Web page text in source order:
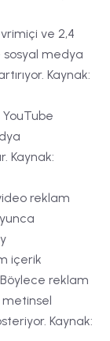
ve 2,4
sosyal medya
Kaynak:
Kaynak:
reklam
içerik
reklam
Kaynak: